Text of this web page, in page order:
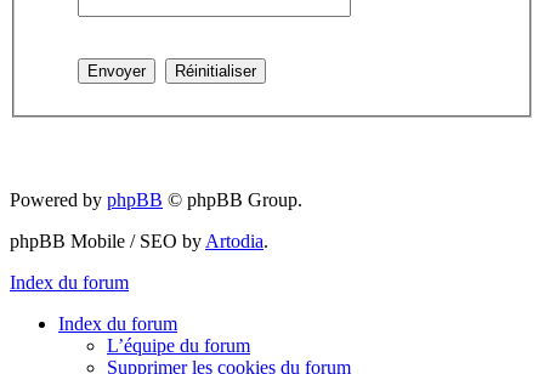
Powered by phpBB © phpBB Group.
phpBB Mobile / SEO by Artodia.
Index du forum
Index du forum
L’équipe du forum
Supprimer les cookies du forum